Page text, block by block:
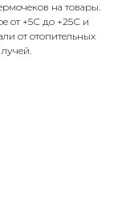
на товары.
от +5С до +25С и
от отопительных